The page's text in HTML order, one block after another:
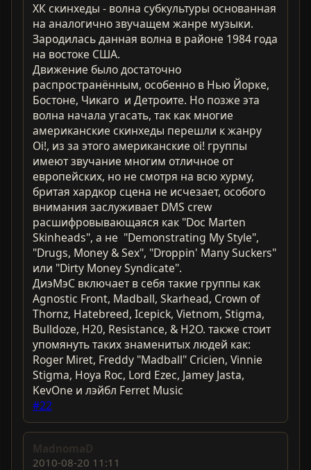
ХК скинхеды - волна субкультуры основанная
на аналогично звучащем жанре музыки.
Зародилась данная волна в районе 1984 года
на востоке США.
Движение было достаточно
распространённым, особенно в Нью Йорке,
Бостоне, Чикаго и Детроите. Но позже эта
волна начала угасать, так как многие
американские скинхеды перешли к жанру
Oi!, из за этого американские oi! группы
имеют звучание многим отличное от
европейских, но не смотря на всю хурму,
бритая хардкор сцена не исчезает, особого
внимания заслуживает DMS crew
расшифровывающаяся как "Doc Marten
Skinheads", а не "Demonstrating My Style",
"Drugs, Money & Sex", "Droppin' Many Suckers"
или "Dirty Money Syndicate".
ДиэМэС включает в себя такие группы как
Agnostic Front, Madball, Skarhead, Crown of
Thornz, Hatebreed, Icepick, Vietnom, Stigma,
Bulldoze, H20, Resistance, & H2O. также стоит
упомянуть таких знаменитых людей как:
Roger Miret, Freddy "Madball" Cricien, Vinnie
Stigma, Hoya Roc, Lord Ezec, Jamey Jasta,
KevOne и лэйбл Ferret Music
#22
MadnomaD
2010-08-20 11:11